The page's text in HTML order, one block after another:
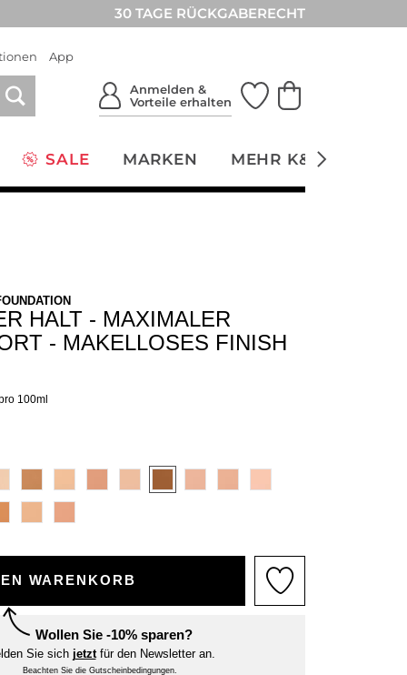
30 TAGE RÜCKGABERECHT
App
Anmelden &
Vorteile erhalten
SALE MARKEN MEHR K&Ö
HALT - MAXIMALER
- MAKELLOSES FINISH
100ml
WARENKORB
Wollen Sie -10% sparen?
Sie sich jetztfür den Newsletter an.
Beachten Sie die Gutscheinbedingungen.